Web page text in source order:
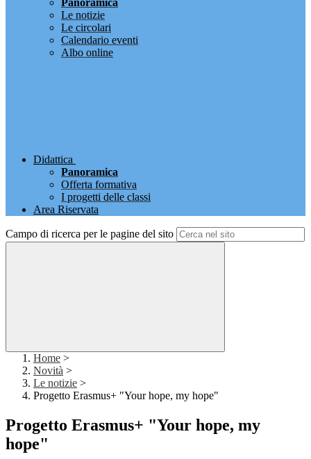
Panoramica
Le notizie
Le circolari
Calendario eventi
Albo online
Didattica
Panoramica
Offerta formativa
I progetti delle classi
Area Riservata
Campo di ricerca per le pagine del sito
Home >
Novità >
Le notizie >
Progetto Erasmus+ "Your hope, my hope"
Progetto Erasmus+ "Your hope, my
hope"